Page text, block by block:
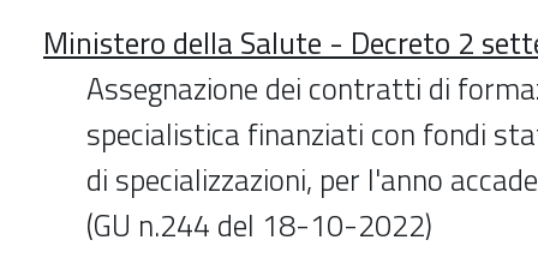
Ministero della Salute - Decreto 2
Assegnazione dei contratti di
specialistica finanziati con fondi
di specializzazioni, per l'anno
(GU n.244 del 18-10-2022)